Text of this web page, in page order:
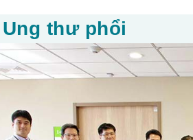
Ung thư phổi